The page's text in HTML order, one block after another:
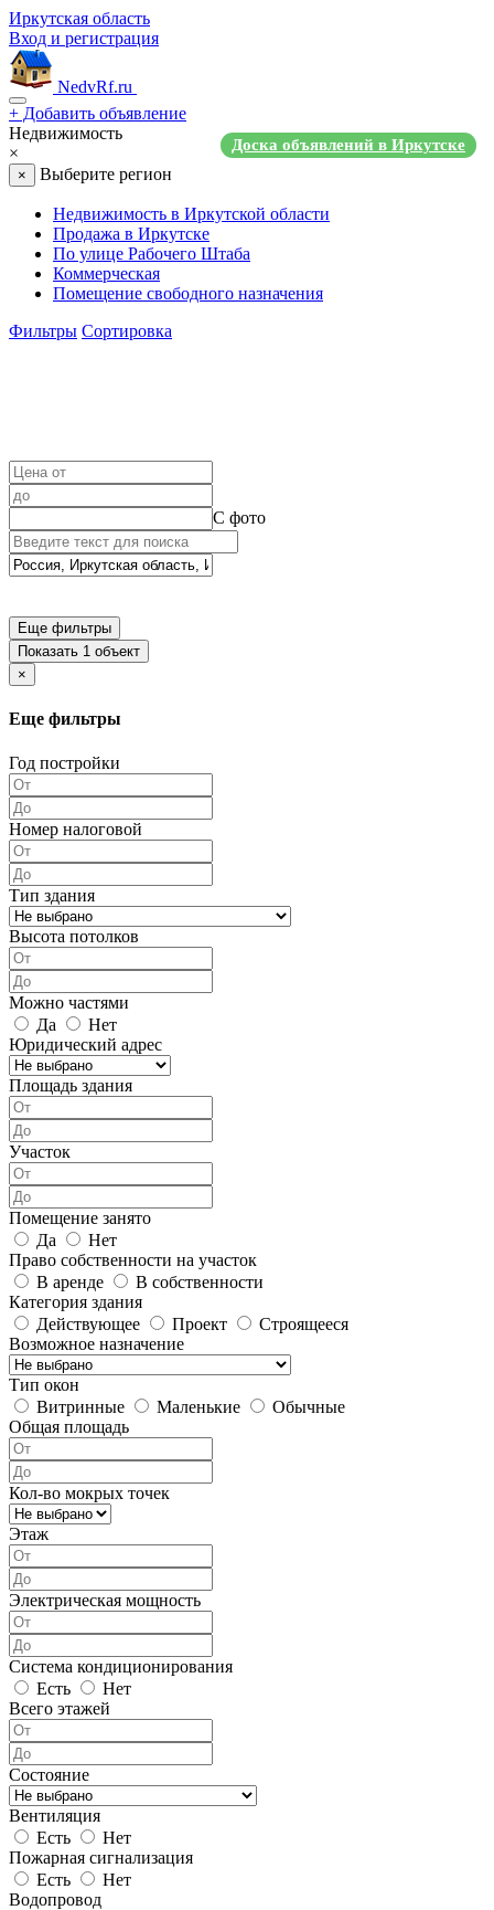
Иркутская область
Вход и регистрация
NedvRf.ru
+ Добавить объявление
Доска объявлений в Иркутске
Недвижимость
×
× Выберите регион
Недвижимость в Иркутской области
Продажа в Иркутске
По улице Рабочего Штаба
Коммерческая
Помещение свободного назначения
Фильтры Сортировка
С фото
Еще фильтры
Показать 1 объект
×
Еще фильтры
Год постройки
Номер налоговой
Тип здания
Высота потолков
Можно частями
Да
Нет
Юридический адрес
Площадь здания
Участок
Помещение занято
Да
Нет
Право собственности на участок
В аренде
В собственности
Категория здания
Действующее
Проект
Строящееся
Возможное назначение
Тип окон
Витринные
Маленькие
Обычные
Общая площадь
Кол-во мокрых точек
Этаж
Электрическая мощность
Система кондиционирования
Есть
Нет
Всего этажей
Состояние
Вентиляция
Есть
Нет
Пожарная сигнализация
Есть
Нет
Водопровод